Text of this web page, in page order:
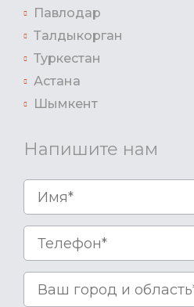
Павлодар
Талдыкорган
Туркестан
Астана
Шымкент
Напишите нам